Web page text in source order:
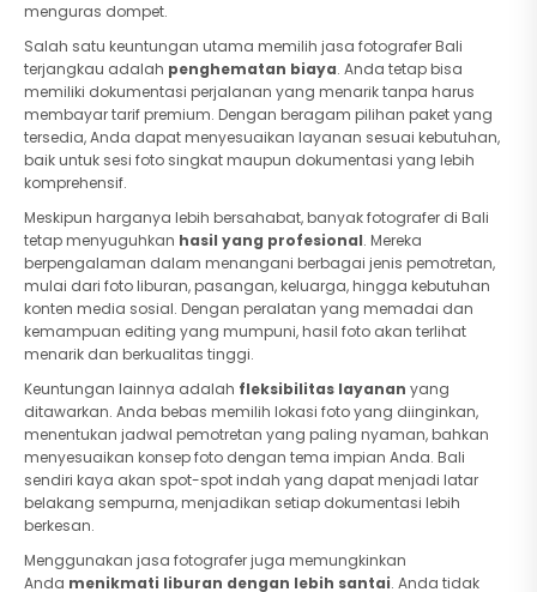
menguras dompet.
Salah satu keuntungan utama memilih jasa fotografer Bali
terjangkau adalah penghematan biaya. Anda tetap bisa
memiliki dokumentasi perjalanan yang menarik tanpa harus
membayar tarif premium. Dengan beragam pilihan paket yang
tersedia, Anda dapat menyesuaikan layanan sesuai kebutuhan,
baik untuk sesi foto singkat maupun dokumentasi yang lebih
komprehensif.
Meskipun harganya lebih bersahabat, banyak fotografer di Bali
tetap menyuguhkan hasil yang profesional. Mereka
berpengalaman dalam menangani berbagai jenis pemotretan,
mulai dari foto liburan, pasangan, keluarga, hingga kebutuhan
konten media sosial. Dengan peralatan yang memadai dan
kemampuan editing yang mumpuni, hasil foto akan terlihat
menarik dan berkualitas tinggi.
Keuntungan lainnya adalah fleksibilitas layanan yang
ditawarkan. Anda bebas memilih lokasi foto yang diinginkan,
menentukan jadwal pemotretan yang paling nyaman, bahkan
menyesuaikan konsep foto dengan tema impian Anda. Bali
sendiri kaya akan spot-spot indah yang dapat menjadi latar
belakang sempurna, menjadikan setiap dokumentasi lebih
berkesan.
Menggunakan jasa fotografer juga memungkinkan
Anda menikmati liburan dengan lebih santai. Anda tidak